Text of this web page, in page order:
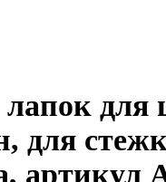
лапок
для
артикул